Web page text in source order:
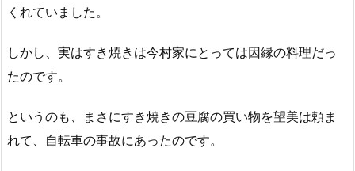
くれていました。
しかし、実はすき焼きは今村家にとっては因縁の料理だっ
たのです。
というのも、まさにすき焼きの豆腐の買い物を望美は頼ま
れて、自転車の事故にあったのです。